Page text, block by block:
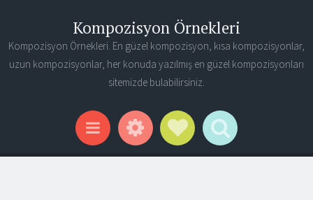
Kompozisyon Örnekleri
Kompozisyon Örnekleri. En güzel kompozisyon, kısa kompozisyonlar,
uzun kompozisyonlar, her konuda yazılmış en güzel kompozisyonları
sitemizde bulabilirsiniz.
Menu WidgetsSocial Links
Search